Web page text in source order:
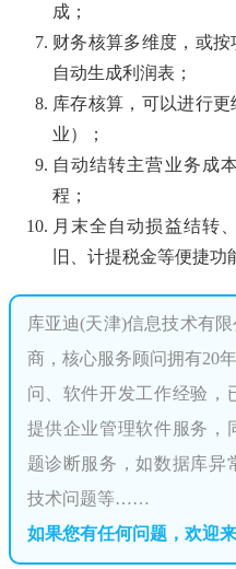
成；
财务核算多维度，或按
自动生成利润表；
库存核算，可以进行
业）；
自动结转主营业务成
程；
月末全自动损益结转
旧、计提税金等便捷功
库亚迪(天津)信息技术有限
商，核心服务顾问拥有20
问、软件开发工作经验，
提供企业管理软件服务，
题诊断服务，如数据库异
技术问题等……
如果您有任何问题，欢迎来